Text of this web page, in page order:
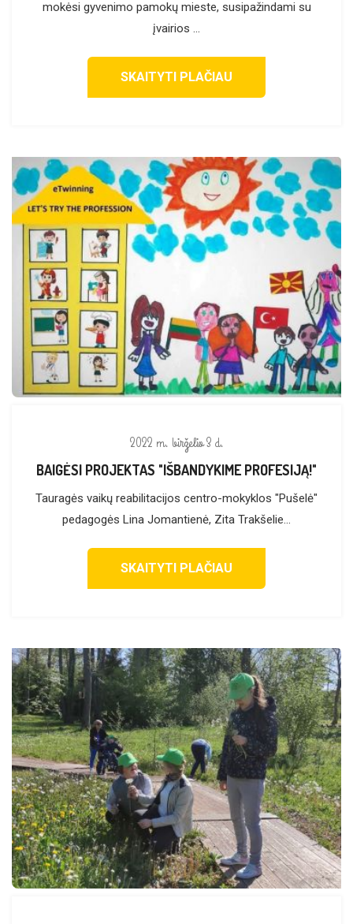
mokėsi gyvenimo pamokų mieste, susipažindami su
įvairios ...
SKAITYTI PLAČIAU
2022 m. birželio 3 d.
BAIGĖSI PROJEKTAS "IŠBANDYKIME PROFESIJĄ!"
Tauragės vaikų reabilitacijos centro-mokyklos "Pušelė"
pedagogės Lina Jomantienė, Zita Trakšelie...
SKAITYTI PLAČIAU